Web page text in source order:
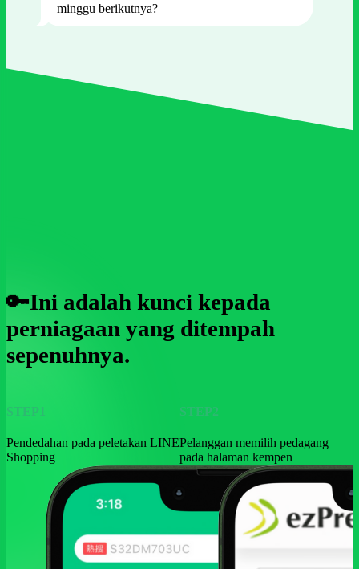
minggu berikutnya?
🔑Ini adalah kunci kepada
perniagaan yang ditempah
sepenuhnya.
STEP1
Pendedahan pada peletakan LINE
Shopping
STEP2
Pelanggan memilih pedagang
pada halaman kempen